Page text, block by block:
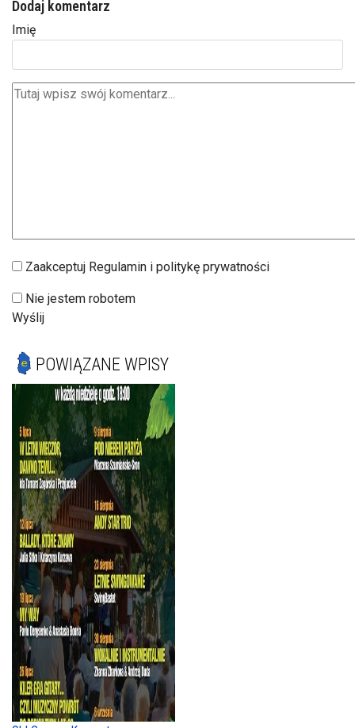
Dodaj komentarz
Imię
Zaakceptuj Regulamin i politykę prywatności
Nie jestem robotem
Wyślij
POWIĄZANE WPISY